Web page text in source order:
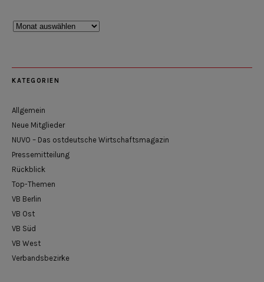
Rückblick
KATEGORIEN
Allgemein
Neue Mitglieder
NUVO – Das ostdeutsche Wirtschaftsmagazin
Pressemitteilung
Rückblick
Top-Themen
VB Berlin
VB Ost
VB Süd
VB West
Verbandsbezirke